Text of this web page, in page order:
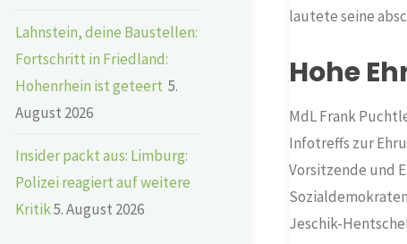
lautete seine
Hohe
MdL Frank
Infotreffs zur
Vorsitzende und
Jeschik-
Lahnstein, deine Baustellen:
Fortschritt in Friedland:
Hohenrhein ist geteert 5.
August 2026
Insider packt aus: Limburg:
Polizei reagiert auf weitere
Kritik5. August 2026